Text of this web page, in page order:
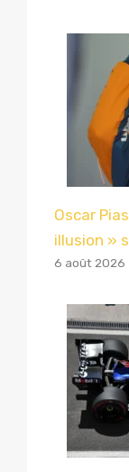
Oscar
illusion »
6 août 2026